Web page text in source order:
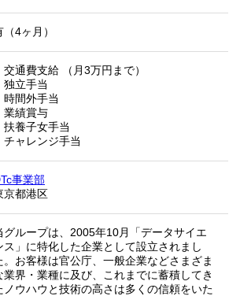
（4ヶ月）
交通費支給 （月3万円まで）
独立手当
時間外手当
業績賞与
扶養子女手当
チャレンジ手当
事業部
京都港区
グループは、2005年10月「データサイエ
ス」に特化した企業として設立されまし
。お客様は官公庁、一般企業などさまざま
業界・業種に及び、これまでに蓄積してき
ノウハウと技術の高さは多くの信頼をいた